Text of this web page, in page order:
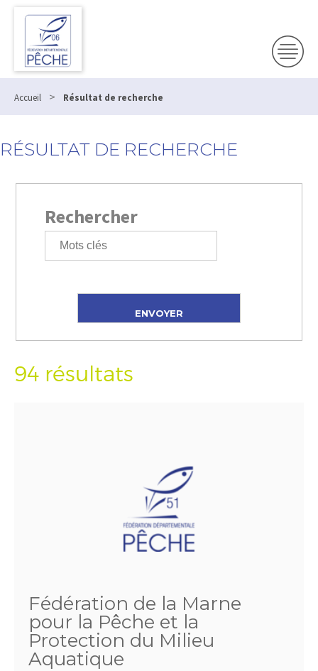
Accueil > Résultat de recherche
RÉSULTAT DE RECHERCHE
Rechercher
94 résultats
Fédération de la Marne
pour la Pêche et la
Protection du Milieu
Aquatique